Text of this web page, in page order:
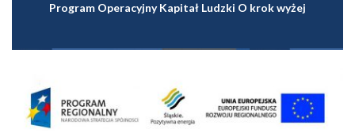
Program Operacyjny Kapitał Ludzki O krok wyżej